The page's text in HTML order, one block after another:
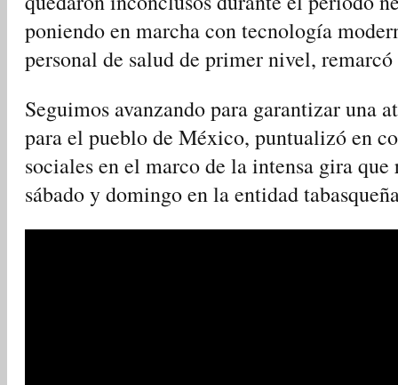
poniendo en marcha con tecnología
personal de salud de primer nivel,
Seguimos avanzando para garantizar una
para el pueblo de México, puntualizó en
sociales en el marco de la intensa gira
sábado y domingo en la entidad